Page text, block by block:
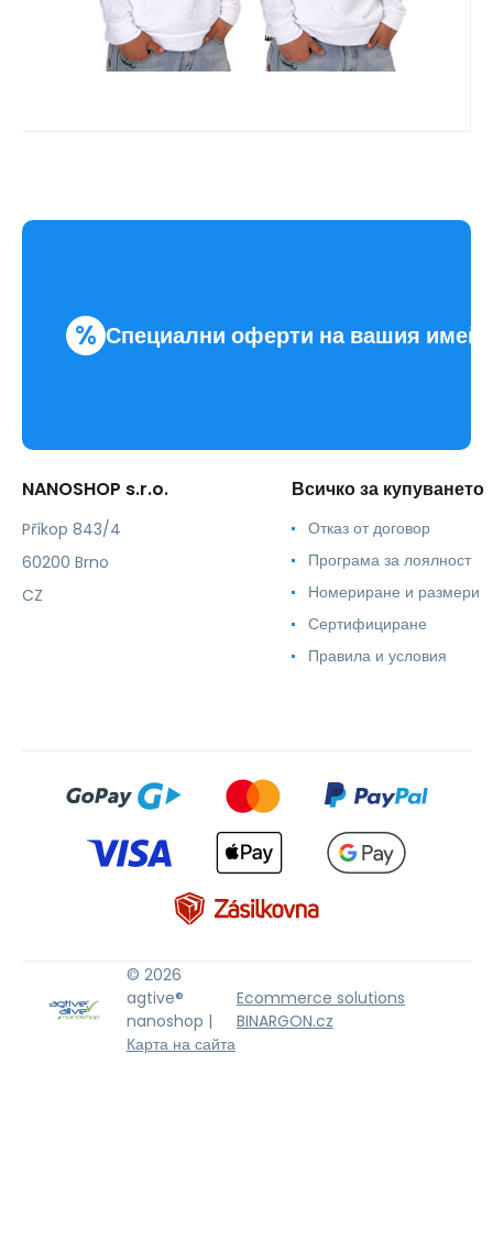
% Специални оферти на вашия
NANOSHOP s.r.o.
Příkop 843/4
60200 Brno
CZ
Всичко за купуването
Отказ от договор
Програма за лоялност
Номериране и размери
Сертифициране
Правила и условия
© 2026
agtive®
nanoshop |
Карта на сайта
Ecommerce solutions
BINARGON.cz